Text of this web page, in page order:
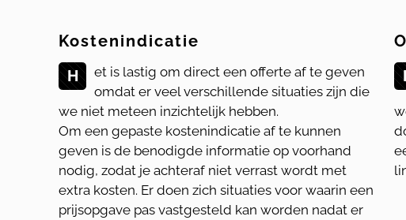
Kostenindicatie
H
et is lastig om direct een offerte af te geven
omdat er veel verschillende situaties zijn die
we niet meteen inzichtelijk hebben.
Om een gepaste kostenindicatie af te kunnen
geven is de benodigde informatie op voorhand
nodig, zodat je achteraf niet verrast wordt met
extra kosten. Er doen zich situaties voor waarin een
prijsopgave pas vastgesteld kan worden nadat er